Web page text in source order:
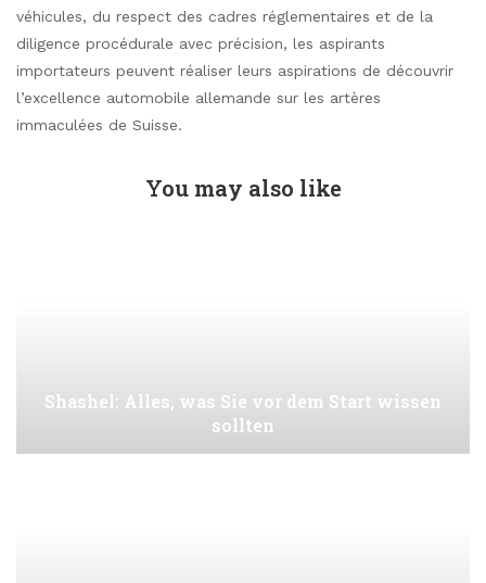
véhicules, du respect des cadres réglementaires et de la
diligence procédurale avec précision, les aspirants
importateurs peuvent réaliser leurs aspirations de découvrir
l’excellence automobile allemande sur les artères
immaculées de Suisse.
You may also like
Shashel: Alles, was Sie vor dem Start wissen
sollten